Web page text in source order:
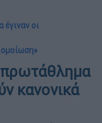
οι
πρωτάθλημα
κανονικά